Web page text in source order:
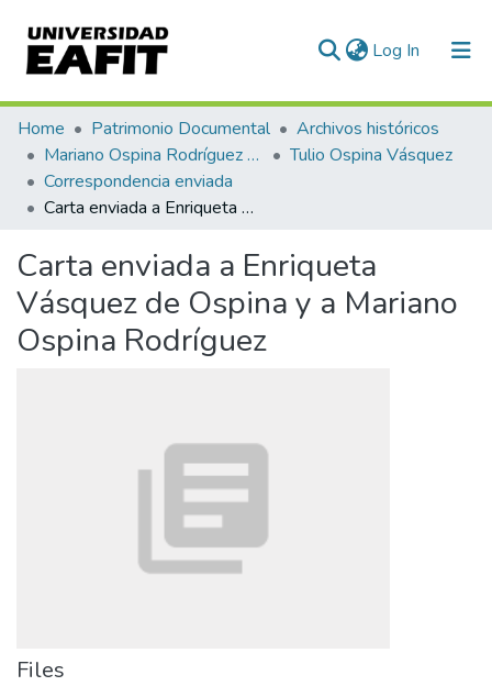
Log In (current)
Communities & Collections
All of DSpace
Statistics
Home Patrimonio Documental
Archivos históricos
Mariano Ospina Rodríguez (1826 -1912)
Tulio Ospina Vásquez
Correspondencia enviada
Carta enviada a Enriqueta Vásquez de Ospina y a Mariano Ospina Rodríguez
Carta enviada a Enriqueta
Vásquez de Ospina y a Mariano
Ospina Rodríguez
Files